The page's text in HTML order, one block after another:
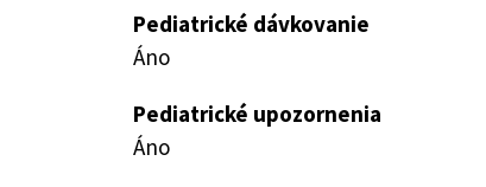
Pediatrické dávkovanie
Áno
Pediatrické upozornenia
Áno